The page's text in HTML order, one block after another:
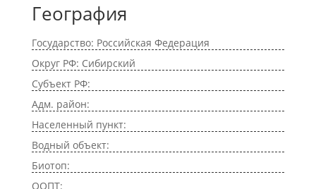
География
Государство: Российская Федерация
Округ РФ: Сибирский
Субъект РФ:
Адм. район:
Населенный пункт:
Водный объект:
Биотоп:
ООПТ: